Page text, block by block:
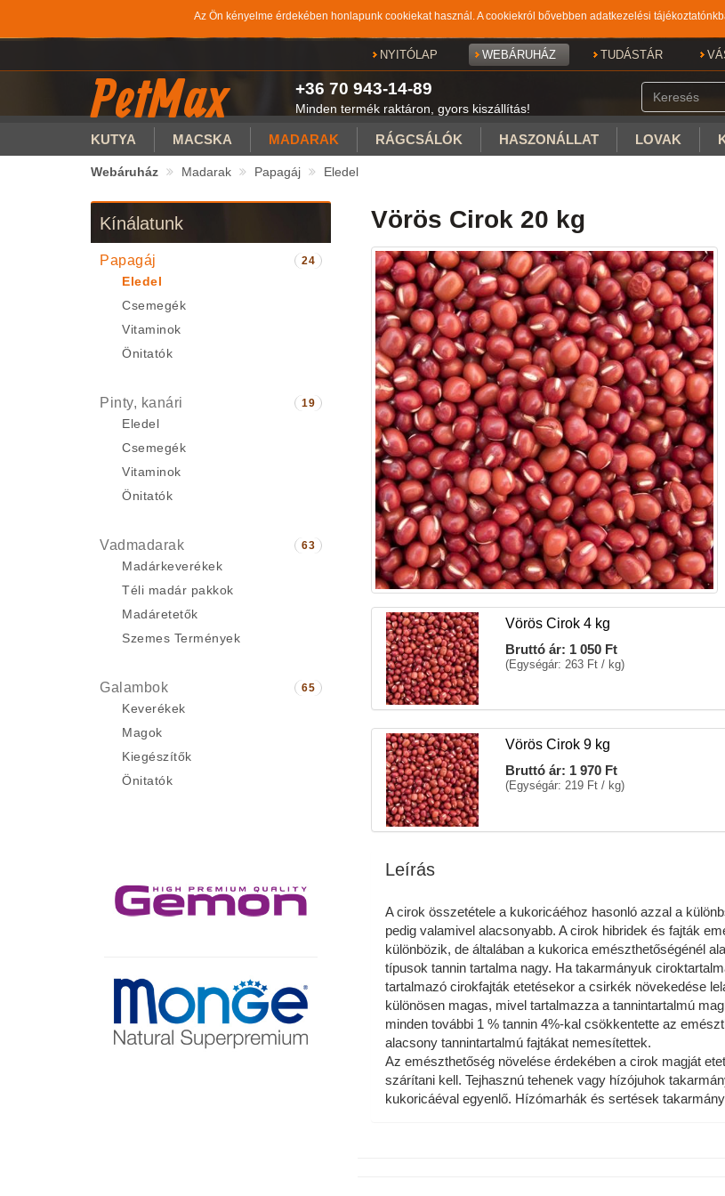
Az Ön kényelme érdekében honlapunk cookiekat használ. A cookiekról bővebben adatkezelési
NYITÓLAP WEBÁRUHÁZ TUDÁSTÁR
PetMax +36 70 943-14-89
Minden termék raktáron, gyors kiszállítás!
KUTYA MACSKA MADARAK RÁGCSÁLÓK HASZONÁLLAT LOVAK
Webáruház Madarak Papagáj Eledel
Kínálatunk
24
Papagáj
Eledel
Csemegék
Vitaminok
Önitatók
19
Pinty, kanári
Eledel
Csemegék
Vitaminok
Önitatók
63
Vadmadarak
Madárkeverékek
Téli madár pakkok
Madáretetők
Szemes Termények
65
Galambok
Keverékek
Magok
Kiegészítők
Önitatók
Vörös Cirok 20 kg
Vörös Cirok 4 kg
Bruttó ár: 1 050 Ft
(Egységár: 263 Ft / kg)
Vörös Cirok 9 kg
Bruttó ár: 1 970 Ft
(Egységár: 219 Ft / kg)
Leírás
A cirok összetétele a kukoricáéhoz hasonló azzal a
pedig valamivel alacsonyabb. A cirok hibridek és fajták
különbözik, de általában a kukorica emészthetőségénél
típusok tannin tartalma nagy. Ha takarmányuk
tartalmazó cirokfajták etetésekor a csirkék növekedése
különösen magas, mivel tartalmazza a tannintartalmú
minden további 1 % tannin 4%-kal csökkentette az
alacsony tannintartalmú fajtákat nemesítettek.
Az emészthetőség növelése érdekében a cirok magját
szárítani kell. Tejhasznú tehenek vagy hízójuhok
kukoricáéval egyenlő. Hízómarhák és sertések